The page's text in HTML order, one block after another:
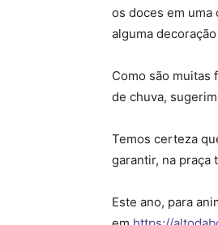
os doces em uma
alguma
Como são muitas
de chuva,
Temos certeza
garantir, na praça
Este ano, para